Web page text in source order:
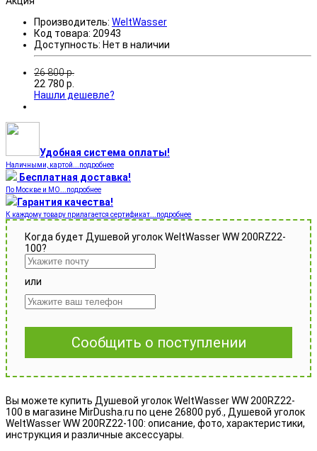
Производитель: WeltWasser
Код товара: 20943
Доступность: Нет в наличии
26 800р.
22 780 р.
Нашли дешевле?
Удобная система оплаты!
Наличными, картой...подробнее
Бесплатная доставка!
По Москве и МО...подробнее
Гарантия качества!
К каждому товару прилагается сертификат...подробнее
Когда будет Душевой уголок WeltWasser WW 200RZ22-
100?
или
Сообщить о поступлении
Вы можете купить Душевой уголок WeltWasser WW 200RZ22-
100 в магазине MirDusha.ru по цене 26800 руб., Душевой уголок
WeltWasser WW 200RZ22-100: описание, фото, характеристики,
инструкция и различные аксессуары.